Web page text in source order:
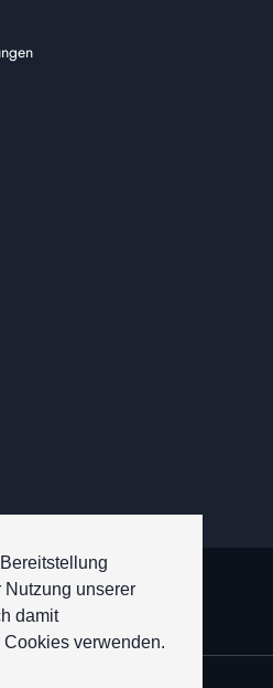
Nutzung unserer
damit
verwenden.
SCHNEIDER